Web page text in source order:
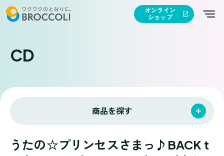
オンライン
ショップ
CD
商品を探す
うたの☆プリンセスさまっ♪BACK t